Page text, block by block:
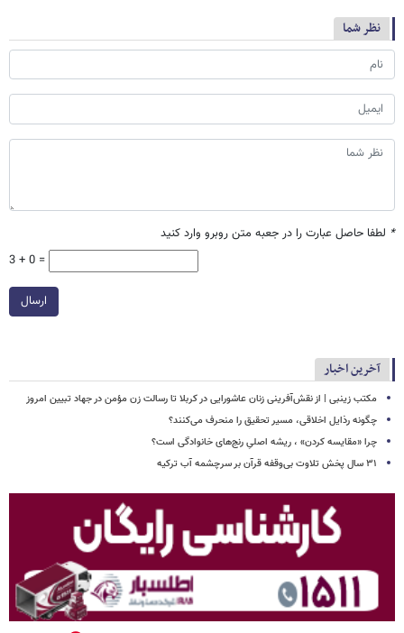
نظر شما
* لطفا حاصل عبارت را در جعبه متن روبرو وارد کنید
3 + 0 =
ارسال
آخرین اخبار
مکتب زینبی | از نقش‌آفرینی زنان عاشورایی در کربلا تا رسالت زن مؤمن در جهاد تبیین امروز
چگونه رذایل اخلاقی، مسیر تحقیق را منحرف می‌کنند؟
چرا «مقایسه کردن» ، ریشه اصلیِ رنج‌های خانوادگی است؟
۳۱ سال پخش تلاوت بی‌وقفه قرآن بر سرچشمه آب ترکیه